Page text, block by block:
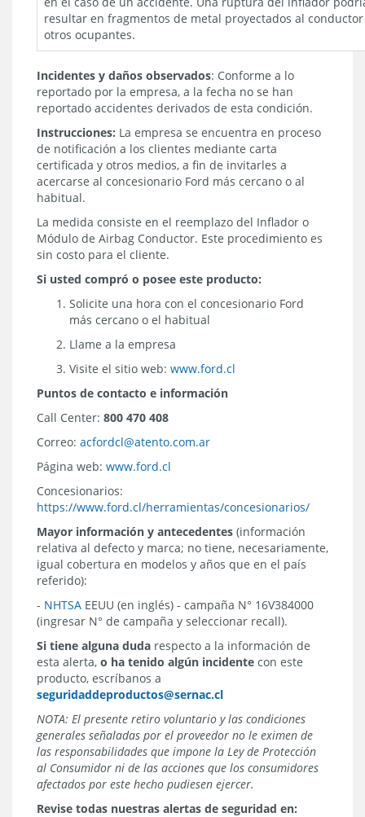
resultar en fragmentos de metal proyectados al
otros ocupantes.
Incidentes y daños observados: Conforme a lo
reportado por la empresa, a la fecha no se han
reportado accidentes derivados de esta condición.
Instrucciones: La empresa se encuentra en proceso
de notificación a los clientes mediante carta
certificada y otros medios, a fin de invitarles a
acercarse al concesionario Ford más cercano o al
habitual.
La medida consiste en el reemplazo del Inflador o
Módulo de Airbag Conductor. Este procedimiento es
sin costo para el cliente.
Si usted compró o posee este producto:
Solicite una hora con el concesionario Ford
más cercano o el habitual
Llame a la empresa
Visite el sitio web: www.ford.cl
Puntos de contacto e información
Call Center: 800 470 408
Correo: acfordcl@atento.com.ar
Página web: www.ford.cl
Concesionarios:
https://www.ford.cl/herramientas/concesionarios/
Mayor información y antecedentes (información
relativa al defecto y marca; no tiene, necesariamente,
igual cobertura en modelos y años que en el país
referido):
- NHTSA EEUU (en inglés) - campaña N° 16V384000
(ingresar N° de campaña y seleccionar recall).
Si tiene alguna duda respecto a la información de
esta alerta, o ha tenido algún incidente con este
producto, escríbanos a
seguridaddeproductos@sernac.cl
NOTA: El presente retiro voluntario y las condiciones
generales señaladas por el proveedor no le eximen de
las responsabilidades que impone la Ley de Protección
al Consumidor ni de las acciones que los consumidores
afectados por este hecho pudiesen ejercer.
Revise todas nuestras alertas de seguridad en: